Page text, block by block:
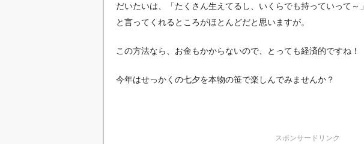
だいたいは、「たくさん生えてるし、いくらでも持っていって～」
と言ってくれるところがほとんどだと思いますが。
この方法なら、お金もかからないので、とっても経済的ですね！
今年はせっかくの七夕を本物の笹で楽しんでみませんか？
スポンサードリンク